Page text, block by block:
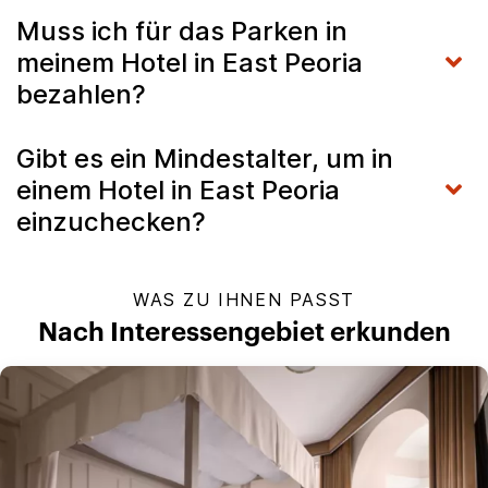
Muss ich für das Parken in
meinem Hotel in East Peoria
bezahlen?
Gibt es ein Mindestalter, um in
einem Hotel in East Peoria
einzuchecken?
WAS ZU IHNEN PASST
Nach Interessengebiet erkunden